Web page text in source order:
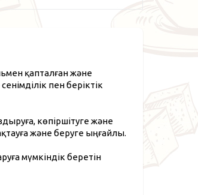
қапталған және
пен беріктік
көпіршітуге және
және беруге ыңғайлы.
мүмкіндік беретін